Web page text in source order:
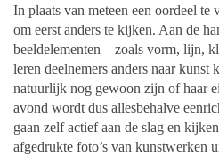
In plaats van meteen een oordeel
om eerst anders te kijken. Aan de
beeldelementen – zoals vorm, lijn,
leren deelnemers anders naar kunst
natuurlijk nog gewoon zijn of haar
avond wordt dus allesbehalve
gaan zelf actief aan de slag en
afgedrukte foto’s van kunstwerken